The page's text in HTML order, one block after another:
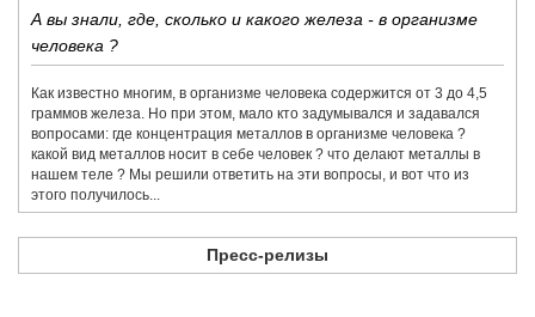
А вы знали, где, сколько и какого железа - в организме
человека ?
Как известно многим, в организме человека содержится от 3 до 4,5
граммов железа. Но при этом, мало кто задумывался и задавался
вопросами: где концентрация металлов в организме человека ?
какой вид металлов носит в себе человек ? что делают металлы в
нашем теле ? Мы решили ответить на эти вопросы, и вот что из
этого получилось...
Пресс-релизы